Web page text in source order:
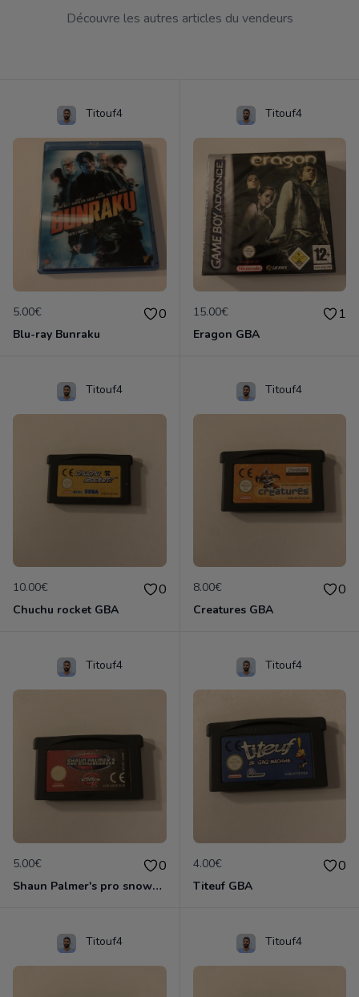
Découvre les autres articles du vendeurs
Titouf4
5.00€ 0
Blu-ray Bunraku
Titouf4
15.00€ 1
Eragon GBA
Titouf4
10.00€ 0
Chuchu rocket GBA
Titouf4
8.00€ 0
Creatures GBA
Titouf4
5.00€ 0
Shaun Palmer's pro snowboarder
Titouf4
4.00€ 0
Titeuf GBA
Titouf4 Titouf4